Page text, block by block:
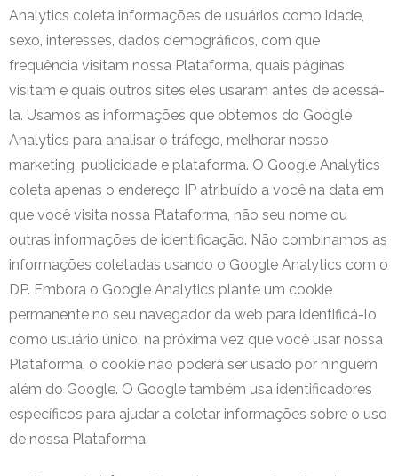
Analytics coleta informações de usuários como idade,
sexo, interesses, dados demográficos, com que
frequência visitam nossa Plataforma, quais páginas
visitam e quais outros sites eles usaram antes de acessá-
la. Usamos as informações que obtemos do Google
Analytics para analisar o tráfego, melhorar nosso
marketing, publicidade e plataforma. O Google Analytics
coleta apenas o endereço IP atribuído a você na data em
que você visita nossa Plataforma, não seu nome ou
outras informações de identificação. Não combinamos as
informações coletadas usando o Google Analytics com o
DP. Embora o Google Analytics plante um cookie
permanente no seu navegador da web para identificá-lo
como usuário único, na próxima vez que você usar nossa
Plataforma, o cookie não poderá ser usado por ninguém
além do Google. O Google também usa identificadores
específicos para ajudar a coletar informações sobre o uso
de nossa Plataforma.